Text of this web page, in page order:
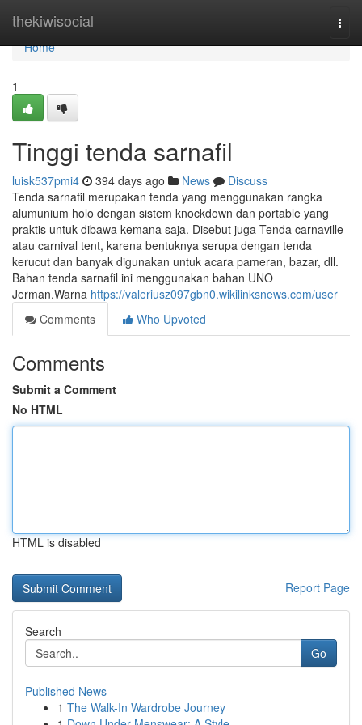
thekiwisocial
Home
Home
1
Tinggi tenda sarnafil
luisk537pmi4 394 days ago News
Discuss
Tenda sarnafil merupakan tenda yang menggunakan rangka
alumunium holo dengan sistem knockdown dan portable yang
praktis untuk dibawa kemana saja. Disebut juga Tenda carnaville
atau carnival tent, karena bentuknya serupa dengan tenda
kerucut dan banyak digunakan untuk acara pameran, bazar, dll.
Bahan tenda sarnafil ini menggunakan bahan UNO
Jerman.Warna https://valeriusz097gbn0.wikilinksnews.com/user
Comments
Who Upvoted
Comments
Submit a Comment
No HTML
HTML is disabled
Report Page
Search
Go
Published News
1 The Walk-In Wardrobe Journey